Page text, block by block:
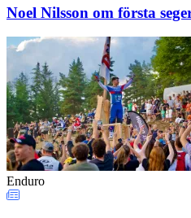
Noel Nilsson om första
Enduro